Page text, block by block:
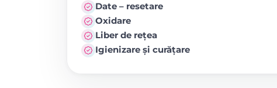
Date – resetare
Oxidare
Liber de rețea
Igienizare și curățare